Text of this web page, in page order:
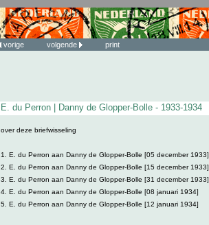
vorige volgende print
E. du Perron | Danny de Glopper-Bolle - 1933-1934
over deze briefwisseling
1. E. du Perron aan Danny de Glopper-Bolle [05 december 1933]
2. E. du Perron aan Danny de Glopper-Bolle [15 december 1933]
3. E. du Perron aan Danny de Glopper-Bolle [31 december 1933]
4. E. du Perron aan Danny de Glopper-Bolle [08 januari 1934]
5. E. du Perron aan Danny de Glopper-Bolle [12 januari 1934]